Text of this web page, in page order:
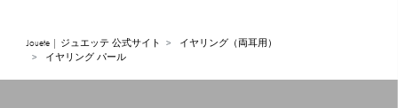
Jouete | ジュエッテ 公式サイト
イヤリング（両耳用）
イヤリング パール